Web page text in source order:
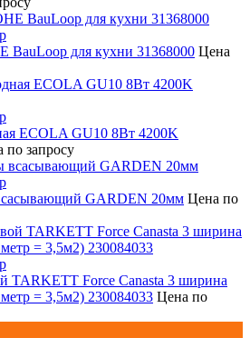
BauLoop для кухни 31368000 Цена
ECOLA GU10 8Вт 4200K
по запросу
GARDEN 20мм Цена по
TARKETT Force Canasta 3 ширина
= 3,5м2) 230084033 Цена по